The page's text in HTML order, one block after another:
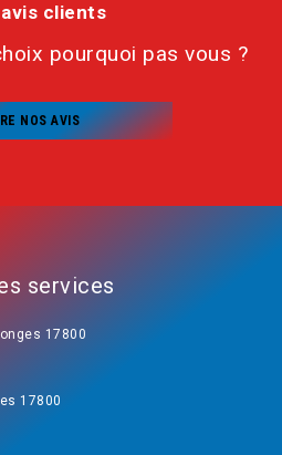
clients
pourquoi pas vous ?
NOS AVIS
services
17800
17800